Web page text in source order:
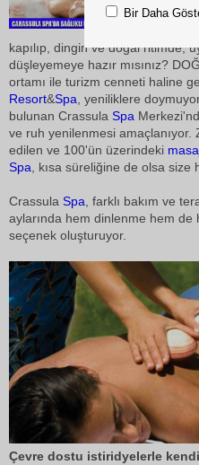
kapılıp, dingin ve doğal ritimde,
düşleyemeye hazır mısınız?
ortamı ile turizm cenneti haline
Resort&Spa , yeniliklere
bulunan Crassula Spa
ve ruh yenilenmesi amaçlanıyor.
edilen ve 100'ün üzerindeki
Spa , kısa süreliğine de olsa size
Crassula Spa , farklı bakım ve
aylarında hem dinlenme hem
seçenek oluşturuyor.
Çevre dostu istiridyelerle
Bir Daha